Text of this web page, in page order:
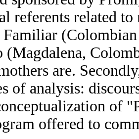
referents related
Familiar
(Magdalena,
are.
of analysis:
of
offered to